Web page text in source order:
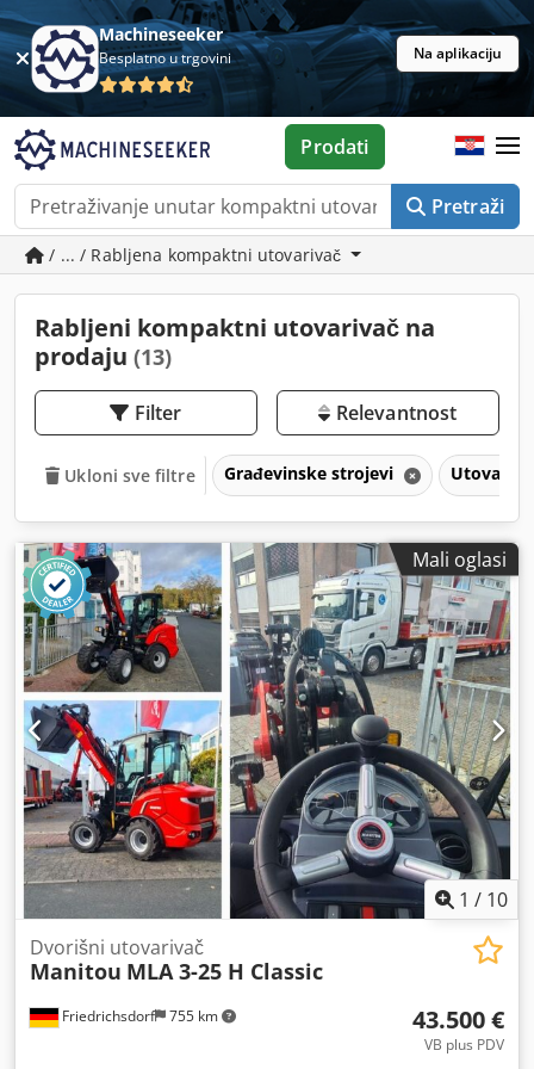
Machineseeker
Besplatno u trgovini Na aplikaciju
Pretraži
Prodati
/ ... / Rabljena kompaktni utovarivač
Rabljeni kompaktni utovarivač na
prodaju (13)
Filter Relevantnost
Ukloni sve filtre Građevinske strojevi
Mali oglasi
1 / 10
Friedrichsdorf 755 km
Dvorišni utovarivač
Manitou MLA 3-25 H Classic
43.500 €
VB plus PDV